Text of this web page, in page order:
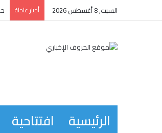
السبت, 8 أغسطس 2026 أخبار عاجلة
الرئيسية افتتاحية